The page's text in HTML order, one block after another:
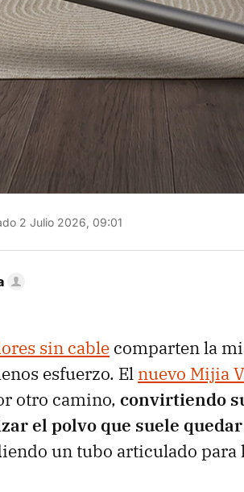
2 Julio 2026, 09:01
sin cable comparten la
esfuerzo. El nuevo Mijia
otro camino, convirtiendo
el polvo que suele
un tubo articulado para